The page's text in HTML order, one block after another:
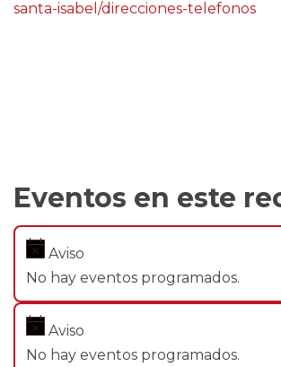
santa-isabel/direcciones-telefonos
Eventos en este
Aviso
No hay eventos programados.
Aviso
No hay eventos programados.